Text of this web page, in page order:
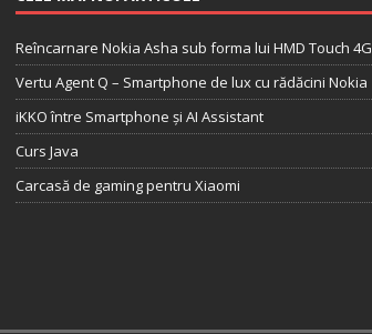
Reîncarnare Nokia Asha sub forma lui HMD Touch 4G
Vertu Agent Q – Smartphone de lux cu rădăcini Nokia
iKKO între Smartphone și AI Assistant
Curs Java
Carcasă de gaming pentru Xiaomi